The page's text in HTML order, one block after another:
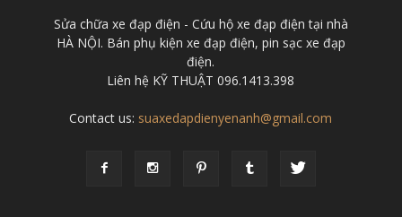
Sửa chữa xe đạp điện - Cứu hộ xe đạp điện tại nhà
HÀ NỘI. Bán phụ kiện xe đạp điện, pin sạc xe đạp
điện.
Liên hệ KỸ THUẬT 096.1413.398
Contact us: suaxedapdienyenanh@gmail.com